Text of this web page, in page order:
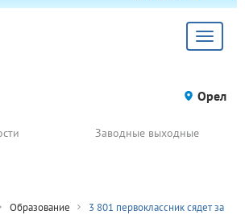
Toggle
Орел
Заводные выходные
Образование
3 801 первоклассник сядет за